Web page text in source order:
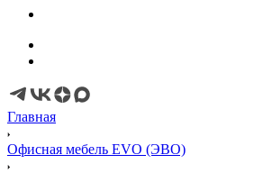
Главная
Офисная мебель EVO (ЭВО)